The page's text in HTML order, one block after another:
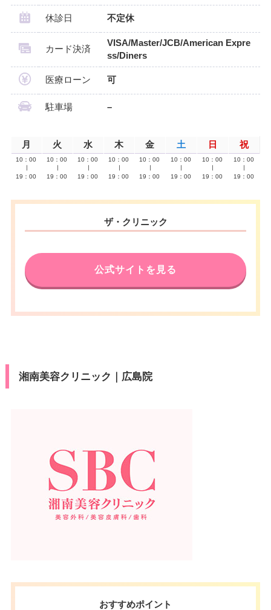
休診日 不定休
カード決済
VISA/Master/JCB/American Expre
ss/Diners
医療ローン 可
駐車場 –
月 火 水 木 金 土 日 祝
10：00
19：00
10：00
19：00
10：00
19：00
10：00
19：00
10：00
19：00
10：00
19：00
10：00
19：00
10：00
19：00
ザ・クリニック
公式サイトを見る
湘南美容クリニック｜広島院
おすすめポイント